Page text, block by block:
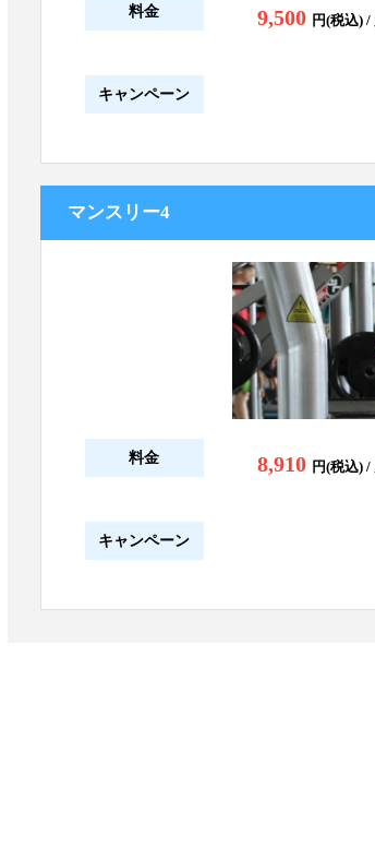
料金 9,500 円(税込) /
キャンペーン
マンスリー4
料金 8,910 円(税込) /
キャンペーン